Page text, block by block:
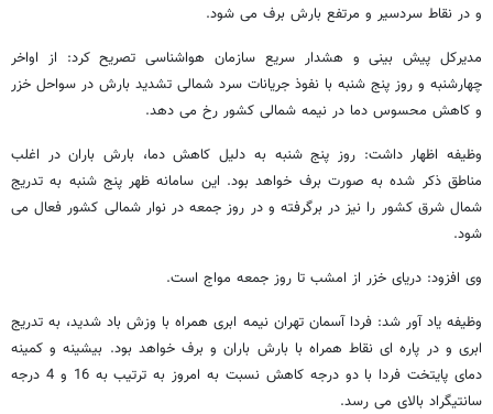
و در نقاط سردسیر و مرتفع بارش برف می شود.
مدیرکل پیش بینی و هشدار سریع سازمان هواشناسی تصریح کرد: از اواخر
چهارشنبه و روز پنج شنبه با نفوذ جریانات سرد شمالی تشدید بارش در سواحل خزر
و کاهش محسوس دما در نیمه شمالی کشور رخ می دهد.
وظیفه اظهار داشت: روز پنج شنبه به دلیل کاهش دما، بارش باران در اغلب
مناطق ذکر شده به صورت برف خواهد بود. این سامانه ظهر پنج شنبه به تدریج
شمال شرق کشور را نیز در برگرفته و در روز جمعه در نوار شمالی کشور فعال می
شود.
وی افزود: دریای خزر از امشب تا روز جمعه مواج است.
وظیفه یاد آور شد: فردا آسمان تهران نیمه ابری همراه با وزش باد شدید، به تدریج
ابری و در پاره ای نقاط همراه با بارش باران و برف خواهد بود. بیشینه و کمینه
دمای پایتخت فردا با دو درجه کاهش نسبت به امروز به ترتیب به 16 و 4 درجه
سانتیگراد بالای می رسد.